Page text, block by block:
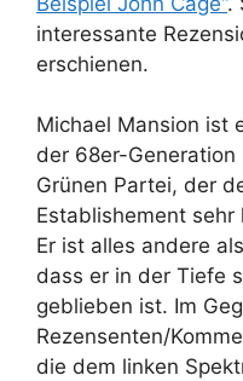
interessante
erschienen.
Michael Mansion ist
der 68er-
Grünen Partei, der
Establishement
Er ist alles andere
dass er in der Tiefe
geblieben ist. Im
Rezensenten/
die dem linken